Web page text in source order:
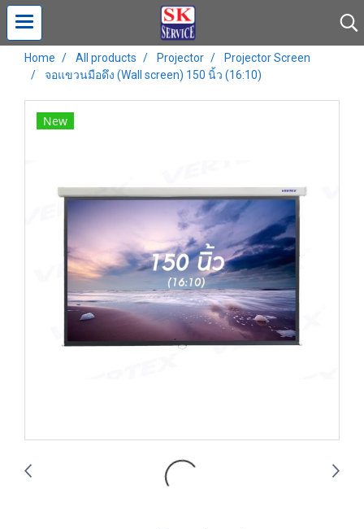
Home All products Projector
Projector Screen
จอแขวนมือดึง (Wall screen) 150 นิ้ว (16:10)
New